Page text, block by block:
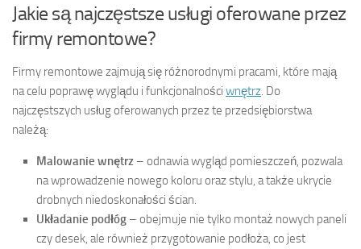
Jakie są najczęstsze usługi oferowane przez
firmy remontowe?
Firmy remontowe zajmują się różnorodnymi pracami, które mają
na celu poprawę wyglądu i funkcjonalności wnętrz. Do
najczęstszych usług oferowanych przez te przedsiębiorstwa
należą:
Malowanie wnętrz – odnawia wygląd pomieszczeń, pozwala
na wprowadzenie nowego koloru oraz stylu, a także ukrycie
drobnych niedoskonałości ścian.
Układanie podłóg – obejmuje nie tylko montaż nowych paneli
czy desek, ale również przygotowanie podłoża, co jest